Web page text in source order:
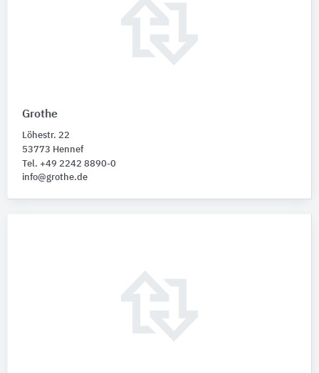
Grothe
Löhestr. 22
53773 Hennef
Tel. +49 2242 8890-0
info@grothe.de